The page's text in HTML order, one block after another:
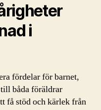
i
fördelar för barnet,
båda föräldrar
få stöd och kärlek från